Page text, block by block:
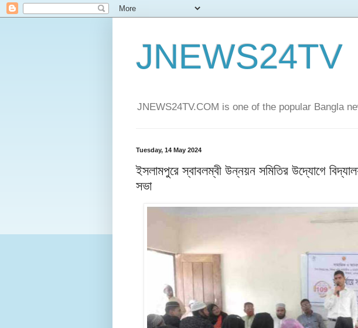
JNEWS24TV
JNEWS24TV.COM is one of the popular Bangla
Tuesday, 14 May 2024
ইসলামপুরে স্বাবলম্বী উন্নয়ন সমিতির উদ্যোগে
সভা